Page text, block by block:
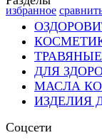
избранное
ДЛЯ
МАСЛА
ИЗДЕЛИЯ
Соцсети